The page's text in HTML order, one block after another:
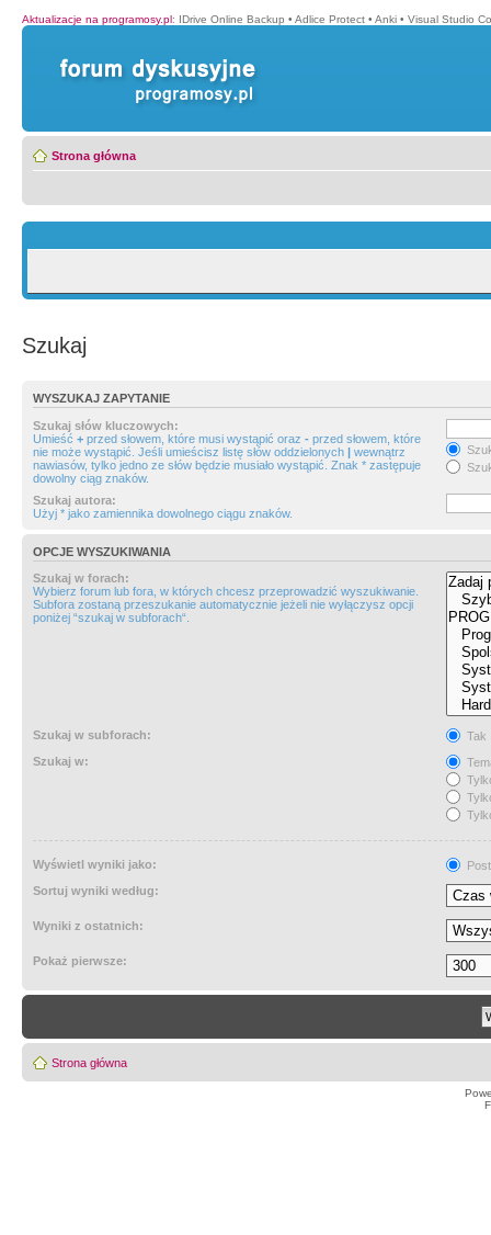
Aktualizacje na programosy.pl: IDrive Online Backup • Adlice Protect • Anki • Visual Studio
Strona główna
Szukaj
WYSZUKAJ ZAPYTANIE
Szukaj słów kluczowych:
Umieść + przed słowem, które musi wystąpić oraz - przed słowem, które
nie może wystąpić. Jeśli umieścisz listę słów oddzielonych | wewnątrz
nawiasów, tylko jedno ze słów będzie musiało wystąpić. Znak * zastępuje
dowolny ciąg znaków.
Szukaj autora:
Użyj * jako zamiennika dowolnego ciągu znaków.
OPCJE WYSZUKIWANIA
Szukaj w forach:
Wybierz forum lub fora, w których chcesz przeprowadzić wyszukiwanie.
Subfora zostaną przeszukanie automatycznie jeżeli nie wyłączysz opcji
poniżej “szukaj w subforach“.
Szukaj w subforach:
Tak
Szukaj w:
Wyświetl wyniki jako:
Sortuj wyniki według:
Wyniki z ostatnich:
Pokaż pierwsze:
Strona główna